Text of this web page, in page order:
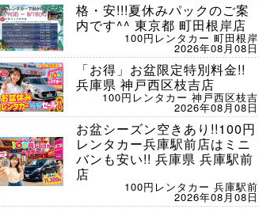
格・安!!!夏休みパックのご案
内です^^ 東京都 町田根岸店
100円レンタカー 町田根岸
2026年08月08日
「お得」お盆限定特別料金!!
兵庫県 神戸西区枝吉店
100円レンタカー 神戸西区枝吉
2026年08月08日
お盆シーズン空きあり!!100円
レンタカー兵庫駅前店はミニ
バンも安い!! 兵庫県 兵庫駅前
店
100円レンタカー 兵庫駅前
2026年08月08日